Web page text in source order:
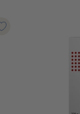
Auf den Wunschzettel